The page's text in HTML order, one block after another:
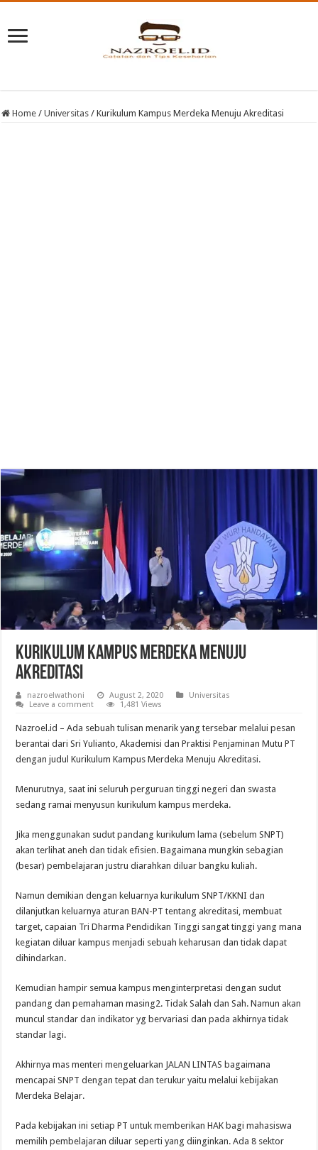
Home / Universitas / Kurikulum Kampus Merdeka Menuju Akreditasi
Kurikulum Kampus Merdeka Menuju
Akreditasi
nazroelwathoni August 2, 2020
Universitas
Leave a comment
1,481 Views
Nazroel.id – Ada sebuah tulisan menarik yang tersebar melalui pesan
berantai dari Sri Yulianto, Akademisi dan Praktisi Penjaminan Mutu PT
dengan judul Kurikulum Kampus Merdeka Menuju Akreditasi.
Menurutnya, saat ini seluruh perguruan tinggi negeri dan swasta
sedang ramai menyusun kurikulum kampus merdeka.
Jika menggunakan sudut pandang kurikulum lama (sebelum SNPT)
akan terlihat aneh dan tidak efisien. Bagaimana mungkin sebagian
(besar) pembelajaran justru diarahkan diluar bangku kuliah.
Namun demikian dengan keluarnya kurikulum SNPT/KKNI dan
dilanjutkan keluarnya aturan BAN-PT tentang akreditasi, membuat
target, capaian Tri Dharma Pendidikan Tinggi sangat tinggi yang mana
kegiatan diluar kampus menjadi sebuah keharusan dan tidak dapat
dihindarkan.
Kemudian hampir semua kampus menginterpretasi dengan sudut
pandang dan pemahaman masing2. Tidak Salah dan Sah. Namun akan
muncul standar dan indikator yg bervariasi dan pada akhirnya tidak
standar lagi.
Akhirnya mas menteri mengeluarkan JALAN LINTAS bagaimana
mencapai SNPT dengan tepat dan terukur yaitu melalui kebijakan
Merdeka Belajar.
Pada kebijakan ini setiap PT untuk memberikan HAK bagi mahasiswa
memilih pembelajaran diluar seperti yang diinginkan. Ada 8 sektor